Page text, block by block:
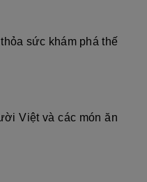
sức khám phá thế
Việt và các món ăn